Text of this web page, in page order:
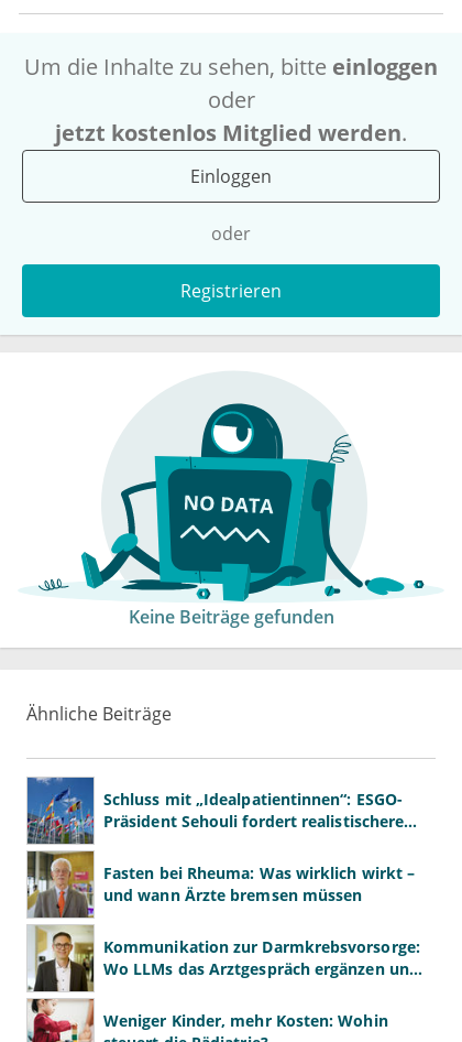
Um die Inhalte zu sehen, bitte einloggen
oder
jetzt kostenlos Mitglied werden.
Einloggen
oder
Registrieren
Keine Beiträge gefunden
Ähnliche Beiträge
Schluss mit „Idealpatientinnen“: ESGO-
Präsident Sehouli fordert realistischere
Fasten bei Rheuma: Was wirklich wirkt –
und wann Ärzte bremsen müssen
Kommunikation zur Darmkrebsvorsorge:
Wo LLMs das Arztgespräch ergänzen und
Weniger Kinder, mehr Kosten: Wohin